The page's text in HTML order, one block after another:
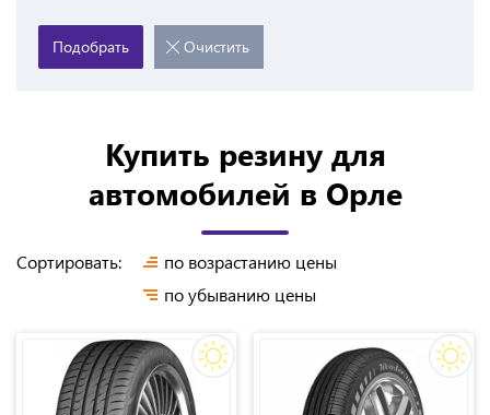
Подобрать Очистить
Купить резину для
автомобилей в Орле
Сортировать:
по возрастанию цены
по убыванию цены